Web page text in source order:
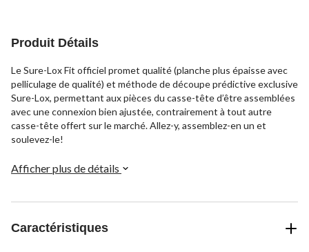
Produit Détails
Le Sure-Lox Fit officiel promet qualité (planche plus épaisse avec
pelliculage de qualité) et méthode de découpe prédictive exclusive
Sure-Lox, permettant aux pièces du casse-tête d’être assemblées
avec une connexion bien ajustée, contrairement à tout autre
casse-tête offert sur le marché. Allez-y, assemblez-en un et
soulevez-le!
Afficher plus de détails
Caractéristiques